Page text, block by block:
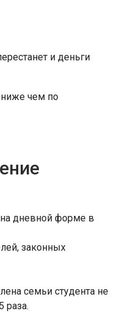
и деньги
ниже чем по
дневной форме в
законных
семьи студента не
раза.